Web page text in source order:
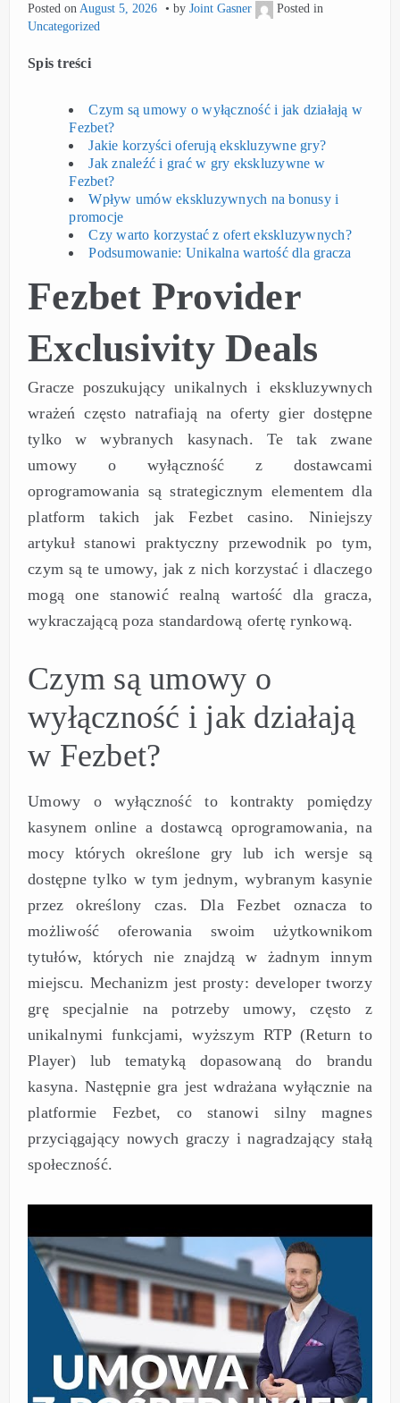
Posted on August 5, 2026 by Joint Gasner
Posted in
Uncategorized
Spis treści
Czym są umowy o wyłączność i jak działają w
Fezbet?
Jakie korzyści oferują ekskluzywne gry?
Jak znaleźć i grać w gry ekskluzywne w
Fezbet?
Wpływ umów ekskluzywnych na bonusy i
promocje
Czy warto korzystać z ofert ekskluzywnych?
Podsumowanie: Unikalna wartość dla gracza
Fezbet Provider
Exclusivity Deals
Gracze poszukujący unikalnych i ekskluzywnych
wrażeń często natrafiają na oferty gier dostępne
tylko w wybranych kasynach. Te tak zwane
umowy o wyłączność z dostawcami
oprogramowania są strategicznym elementem dla
platform takich jak Fezbet casino. Niniejszy
artykuł stanowi praktyczny przewodnik po tym,
czym są te umowy, jak z nich korzystać i dlaczego
mogą one stanowić realną wartość dla gracza,
wykraczającą poza standardową ofertę rynkową.
Czym są umowy o
wyłączność i jak działają
w Fezbet?
Umowy o wyłączność to kontrakty pomiędzy
kasynem online a dostawcą oprogramowania, na
mocy których określone gry lub ich wersje są
dostępne tylko w tym jednym, wybranym kasynie
przez określony czas. Dla Fezbet oznacza to
możliwość oferowania swoim użytkownikom
tytułów, których nie znajdzą w żadnym innym
miejscu. Mechanizm jest prosty: developer tworzy
grę specjalnie na potrzeby umowy, często z
unikalnymi funkcjami, wyższym RTP (Return to
Player) lub tematyką dopasowaną do brandu
kasyna. Następnie gra jest wdrażana wyłącznie na
platformie Fezbet, co stanowi silny magnes
przyciągający nowych graczy i nagradzający stałą
społeczność.